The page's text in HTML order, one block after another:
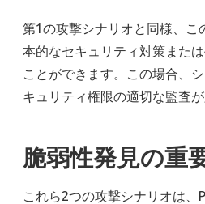
第1の攻撃シナリオと同様、こ
本的なセキュリティ対策また
ことができます。この場合、
キュリティ権限の適切な監査が
脆弱性発見の重
これら2つの攻撃シナリオは